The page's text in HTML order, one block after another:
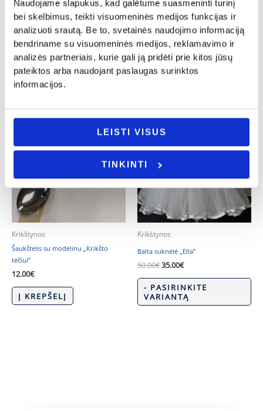
Naudojame slapukus, kad galėtume suasmeninti turinį
bei skelbimus, teikti visuomeninės medijos funkcijas ir
analizuoti srautą. Be to, svetainės naudojimo informaciją
bendriname su visuomeninės medijos, reklamavimo ir
analizės partneriais, kurie gali ją pridėti prie kitos jūsų
pateiktos arba naudojant paslaugas surinktos
informacijos.
LEISTI VISUS
TINKINTI
Smeigtukas į tortą „Meilė yra saldi”
5.00€
- PASIRINKITE
VARIANTĄ
Pastatoma širdelė „Brangus krikšto
tėveli”
16.00€
Į KREPŠELĮ
Krikštynos
Šaukštelis su modelinu „Krikšto
tėčiui”
12.00€
Į KREPŠELĮ
-30%
Krikštynos
Balta suknelė „Ella”
50.00€
Original
was:
35.00€
Current
- PASIRINKITE
VARIANTĄ